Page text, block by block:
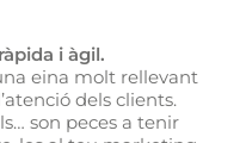
i àgil.
eina molt rellevant
dels clients.
son peces a tenir